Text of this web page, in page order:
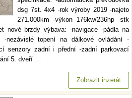
dsg 7st. 4x4 -rok výroby 2019 -najeto
271.000km -výkon 176kw/236hp -stk
nové brzdy výbava: -navigace -pádla na
-nezávislé topení na dálkové ovládání -
senzory zadní i přední -zadní parkovací
5. dveří …
Zobrazit inzerát